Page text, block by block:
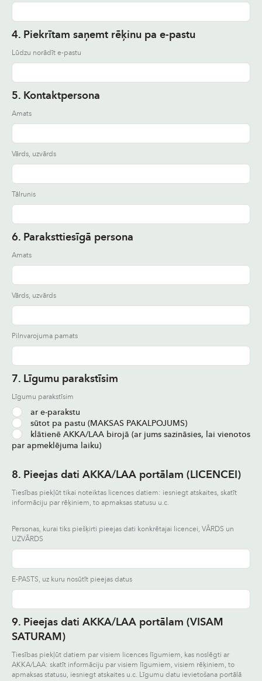
4. Piekrītam saņemt rēķinu pa e-pastu
Lūdzu norādīt e-pastu
5. Kontaktpersona
Amats
Vārds, uzvārds
Tālrunis
6. Paraksttiesīgā persona
Amats
Vārds, uzvārds
Pilnvarojuma pamats
7. Līgumu parakstīsim
Līgumu parakstīsim
ar e-parakstu
sūtot pa pastu (MAKSAS PAKALPOJUMS)
klātienē AKKA/LAA birojā (ar jums sazināsies, lai vienotos
par apmeklējuma laiku)
8. Pieejas dati AKKA/LAA portālam (LICENCEI)
Tiesības piekļūt tikai noteiktas licences datiem: iesniegt atskaites, skatīt
informāciju par rēķiniem, to apmaksas statusu u.c.
Personas, kurai tiks piešķirti pieejas dati konkrētajai licencei, VĀRDS un
UZVĀRDS
E-PASTS, uz kuru nosūtīt pieejas datus
9. Pieejas dati AKKA/LAA portālam (VISAM
SATURAM)
Tiesības piekļūt datiem par visiem licences līgumiem, kas noslēgti ar
AKKA/LAA: skatīt informāciju par visiem līgumiem, visiem rēķiniem, to
apmaksas statusu, iesniegt atskaites u.c. Līgumu datu ievietošana portālā